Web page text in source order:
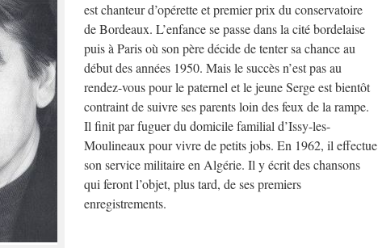
est chanteur d’opérette et premier prix du conservatoire
de Bordeaux. L’enfance se passe dans la cité bordelaise
puis à Paris où son père décide de tenter sa chance au
début des années 1950. Mais le succès n’est pas au
rendez-vous pour le paternel et le jeune Serge est bientôt
contraint de suivre ses parents loin des feux de la rampe.
Il finit par fuguer du domicile familial d’Issy-les-
Moulineaux pour vivre de petits jobs. En 1962, il effectue
son service militaire en Algérie. Il y écrit des chansons
qui feront l’objet, plus tard, de ses premiers
enregistrements.